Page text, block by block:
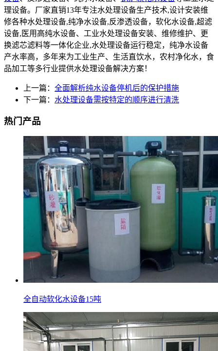
理设备。厂家直销13年专注水处理设备生产技术,设计安装维
修各种水处理设备,纯净水设备,反渗透设备，软化水设备,超滤
设备,医用高纯水设备、工业水处理设备安装、维修维护、更
换滤芯滤料等一体化企业,水处理设备运行稳定，纯净水设备
产水率高，多年来为工业生产、生活直饮水，农村净化水，食
品加工等多行业提供水处理设备解决方案！
上一篇： 全面解析纯水设备停机后的保护措施
下一篇： 水处理设备需按特定的顺序进行清洗
热门产品
全自动软化水设备15吨